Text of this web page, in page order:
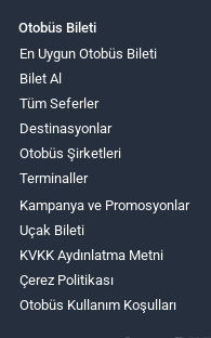
Otobüs Bileti
En Uygun Otobüs Bileti
Bilet Al
Tüm Seferler
Destinasyonlar
Otobüs Şirketleri
Terminaller
Kampanya ve Promosyonlar
Uçak Bileti
KVKK Aydınlatma Metni
Çerez Politikası
Otobüs Kullanım Koşulları